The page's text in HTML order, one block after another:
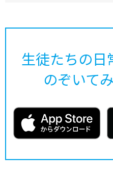
生徒たちの日
のぞいて